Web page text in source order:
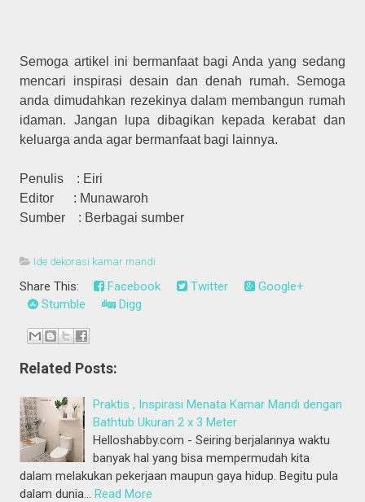
Semoga artikel ini bermanfaat bagi Anda yang sedang
mencari inspirasi desain dan denah rumah. Semoga
anda dimudahkan rezekinya dalam membangun rumah
idaman. Jangan lupa dibagikan kepada kerabat dan
keluarga anda agar bermanfaat bagi lainnya.
Penulis : Eiri
Editor : Munawaroh
Sumber : Berbagai sumber
Ide dekorasi kamar mandi
Share This: Facebook Twitter
Google+
Stumble
Digg
Related Posts:
Praktis , Inspirasi Menata Kamar Mandi dengan
Bathtub Ukuran 2 x 3 Meter
Helloshabby.com - Seiring berjalannya waktu
banyak hal yang bisa mempermudah kita
dalam melakukan pekerjaan maupun gaya hidup. Begitu pula
dalam dunia…
Read More